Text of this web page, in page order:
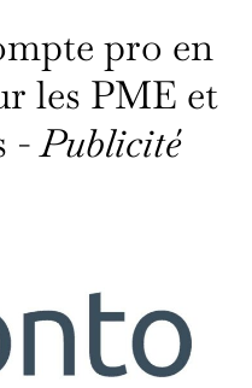
pro en
les PME et
-Publicité